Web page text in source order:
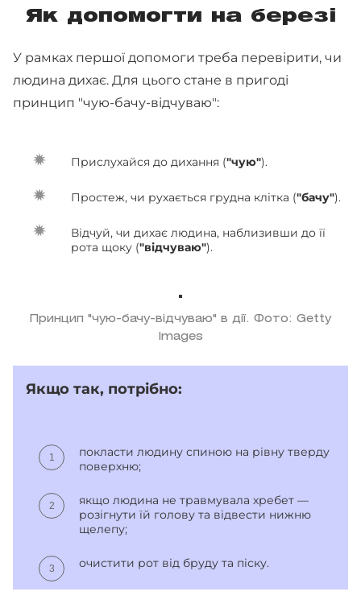
Як допомогти на березі
У рамках першої допомоги треба перевірити, чи
людина дихає. Для цього стане в пригоді
принцип "чую-бачу-відчуваю":
Прислухайся до дихання ("чую").
Простеж, чи рухається грудна клітка ("бачу").
Відчуй, чи дихає людина, наблизивши до її
рота щоку ("відчуваю").
Принцип "чую-бачу-відчуваю" в дії. Фото: Getty
Images
Якщо так, потрібно:
покласти людину спиною на рівну тверду
поверхню;
якщо людина не травмувала хребет —
розігнути їй голову та відвести нижню
щелепу;
очистити рот від бруду та піску.